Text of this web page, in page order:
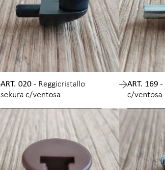
ART. 020 - Reggicristallo
sekura c/ventosa
ART. 169 -
c/ventosa